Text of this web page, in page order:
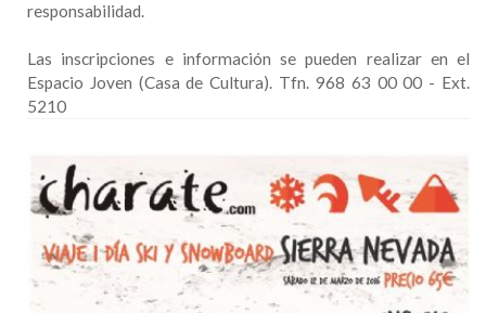
responsabilidad.
Las inscripciones e información se pueden realizar en el
Espacio Joven (Casa de Cultura). Tfn. 968 63 00 00 - Ext.
5210